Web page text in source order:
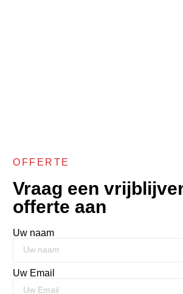
OFFERTE
Vraag een
offerte aan
Uw naam
Uw Email